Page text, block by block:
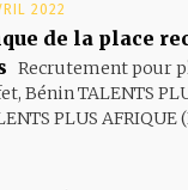
2022
de la place
Recrutement pour
Bénin TALENTS
PLUS AFRIQUE